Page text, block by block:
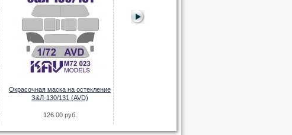
Окрасочная маска на остекление
З&Л-130/131 (AVD)
126.00 руб.